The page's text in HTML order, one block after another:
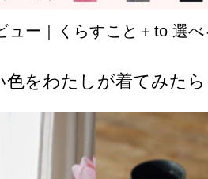
ュー｜くらすこと＋to 選
色をわたしが着てみた